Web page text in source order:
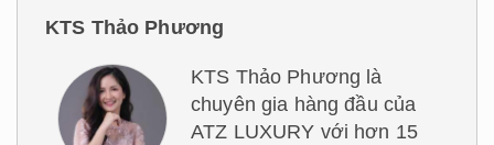
KTS Thảo Phương
KTS Thảo Phương là
chuyên gia hàng đầu của
ATZ LUXURY với hơn 15